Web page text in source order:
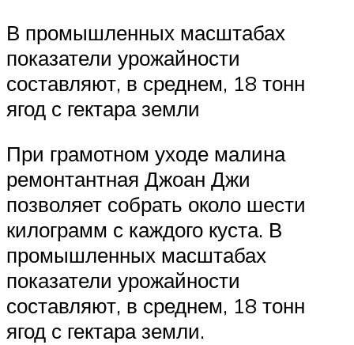
В промышленных масштабах
показатели урожайности
составляют, в среднем, 18 тонн
ягод с гектара земли
При грамотном уходе малина
ремонтантная Джоан Джи
позволяет собрать около шести
килограмм с каждого куста. В
промышленных масштабах
показатели урожайности
составляют, в среднем, 18 тонн
ягод с гектара земли.